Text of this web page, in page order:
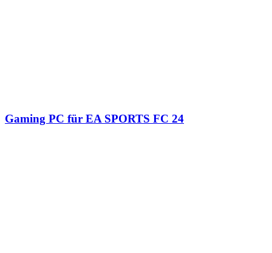
Gaming PC für EA SPORTS FC 24